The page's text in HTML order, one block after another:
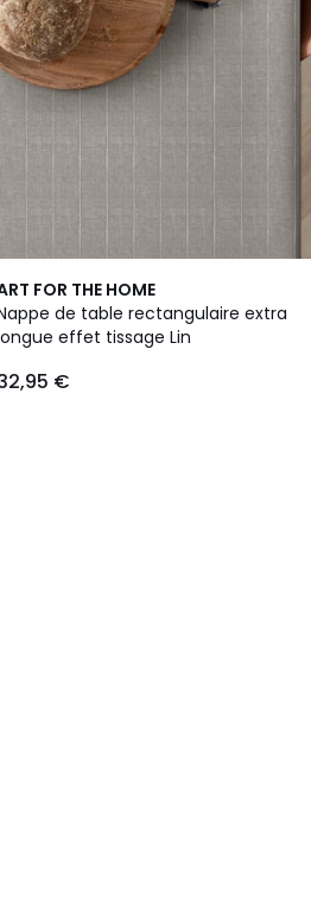
FOR THE HOME
de table rectangulaire extra
effet tissage Lin
€